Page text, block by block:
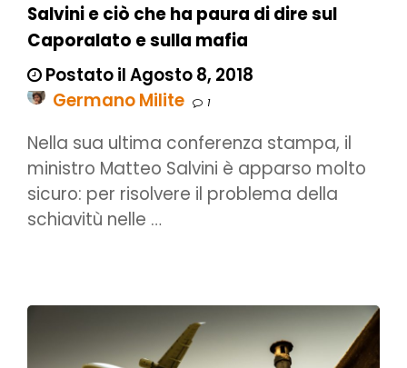
Salvini e ciò che ha paura di dire sul
Caporalato e sulla mafia
Postato il Agosto 8, 2018
Germano Milite
1
Nella sua ultima conferenza stampa, il
ministro Matteo Salvini è apparso molto
sicuro: per risolvere il problema della
schiavitù nelle …